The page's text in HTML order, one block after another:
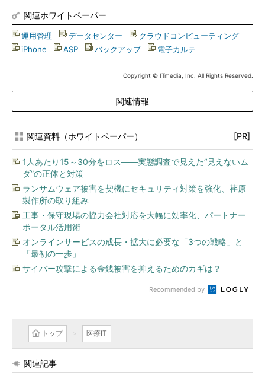
関連ホワイトペーパー
運用管理 データセンター クラウドコンピューティング
iPhone
ASP バックアップ| 電子カルテ
Copyright © ITmedia, Inc. All Rights Reserved.
関連情報
関連資料（ホワイトペーパー） [PR]
1人あたり15～30分をロス――実態調査で見えた“見えないム
ダ”の正体と対策
ランサムウェア被害を契機にセキュリティ対策を強化、荏原
製作所の取り組み
工事・保守現場の協力会社対応を大幅に効率化、パートナー
ポータル活用術
オンラインサービスの成長・拡大に必要な「3つの戦略」と
「最初の一歩」
サイバー攻撃による金銭被害を抑えるためのカギは？
Recommended by
トップ 医療IT
関連記事